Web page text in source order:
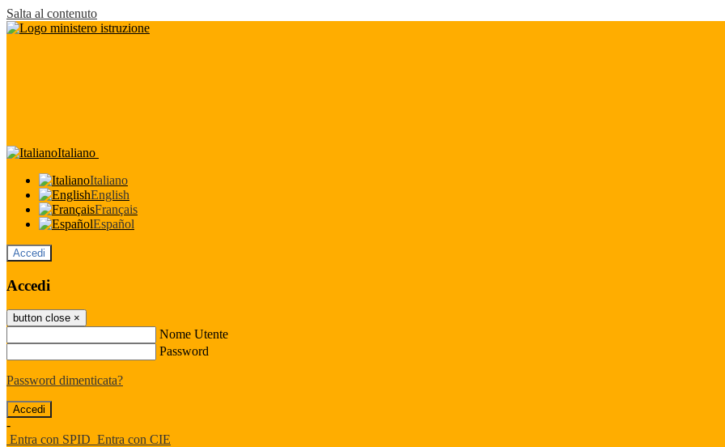
Salta al contenuto
Italiano
Italiano
English
Français
Español
Accedi
Accedi
button close ×
Nome Utente
Password
Password dimenticata?
-
Entra con SPID Entra con CIE